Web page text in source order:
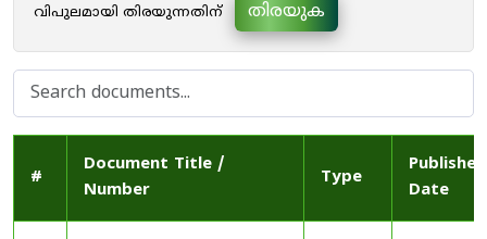
വിപുലമായി തിരയുന്നതിന്
തിരയുക
#
Document Title /
Number
Type
Published
Date